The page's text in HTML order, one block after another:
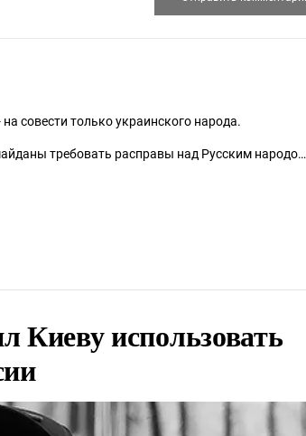
совести только украинского народа.
требовать расправы над Русским народом:
ножами перед камерой и орали, что
нодоесть.
Киеву использовать